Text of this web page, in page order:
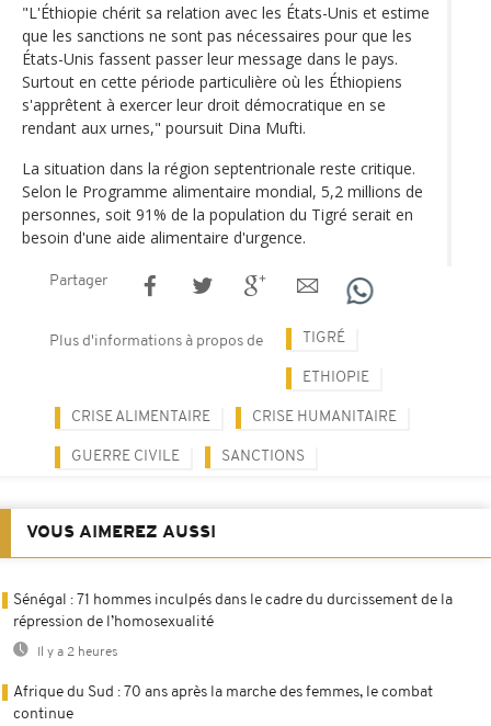
"L'Éthiopie chérit sa relation avec les États-Unis et estime
que les sanctions ne sont pas nécessaires pour que les
États-Unis fassent passer leur message dans le pays.
Surtout en cette période particulière où les Éthiopiens
s'apprêtent à exercer leur droit démocratique en se
rendant aux urnes," poursuit Dina Mufti.
La situation dans la région septentrionale reste critique.
Selon le Programme alimentaire mondial, 5,2 millions de
personnes, soit 91% de la population du Tigré serait en
besoin d'une aide alimentaire d'urgence.
Partager
Plus d'informations à propos de TIGRÉ
ETHIOPIE
CRISE ALIMENTAIRE CRISE HUMANITAIRE
GUERRE CIVILE SANCTIONS
VOUS AIMEREZ AUSSI
Sénégal : 71 hommes inculpés dans le cadre du durcissement de la
répression de l’homosexualité
Il y a 2 heures
Afrique du Sud : 70 ans après la marche des femmes, le combat
continue